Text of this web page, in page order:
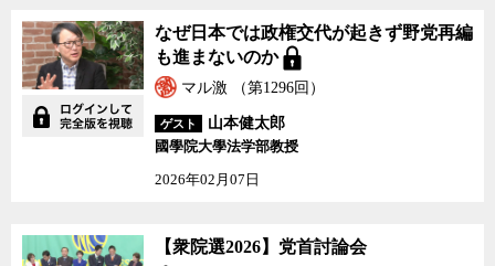
なぜ日本では政権交代が起きず野党再編
も進まないのか
マル激 （第1296回）
ゲスト
山本健太郎
國學院大學法学部教授
2026年02月07日
【衆院選2026】党首討論会